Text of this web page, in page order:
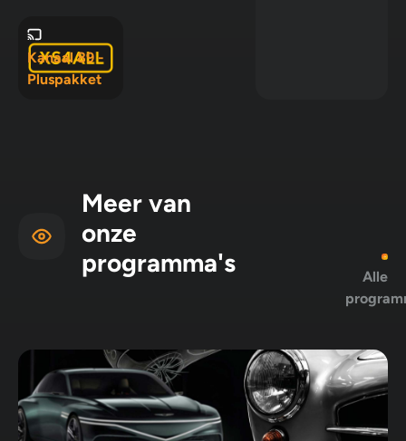
Kanaal 89 -
Pluspakket
Meer van
onze
programma's
Alle